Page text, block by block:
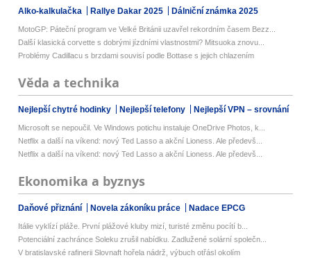
Alko-kalkulačka Rallye Dakar 2025 Dálniční známka 2025
MotoGP: Páteční program ve Velké Británii uzavřel rekordním časem Bezz...
Další klasická corvette s dobrými jízdními vlastnostmi? Mitsuoka znovu...
Problémy Cadillacu s brzdami souvisí podle Bottase s jejich chlazením
Věda a technika
Nejlepší chytré hodinky Nejlepší telefony Nejlepší VPN – srovnání
Microsoft se nepoučil. Ve Windows potichu instaluje OneDrive Photos, k...
Netflix a další na víkend: nový Ted Lasso a akční Lioness. Ale předevš...
Netflix a další na víkend: nový Ted Lasso a akční Lioness. Ale předevš...
Ekonomika a byznys
Daňové přiznání Novela zákoníku práce Nadace EPCG
Itálie vyklízí pláže. První plážové kluby mizí, turisté změnu pocítí b...
Potenciální zachránce Soleku zrušil nabídku. Zadlužené solární společn...
V bratislavské rafinerii Slovnaft hořela nádrž, výbuch otřásl okolím